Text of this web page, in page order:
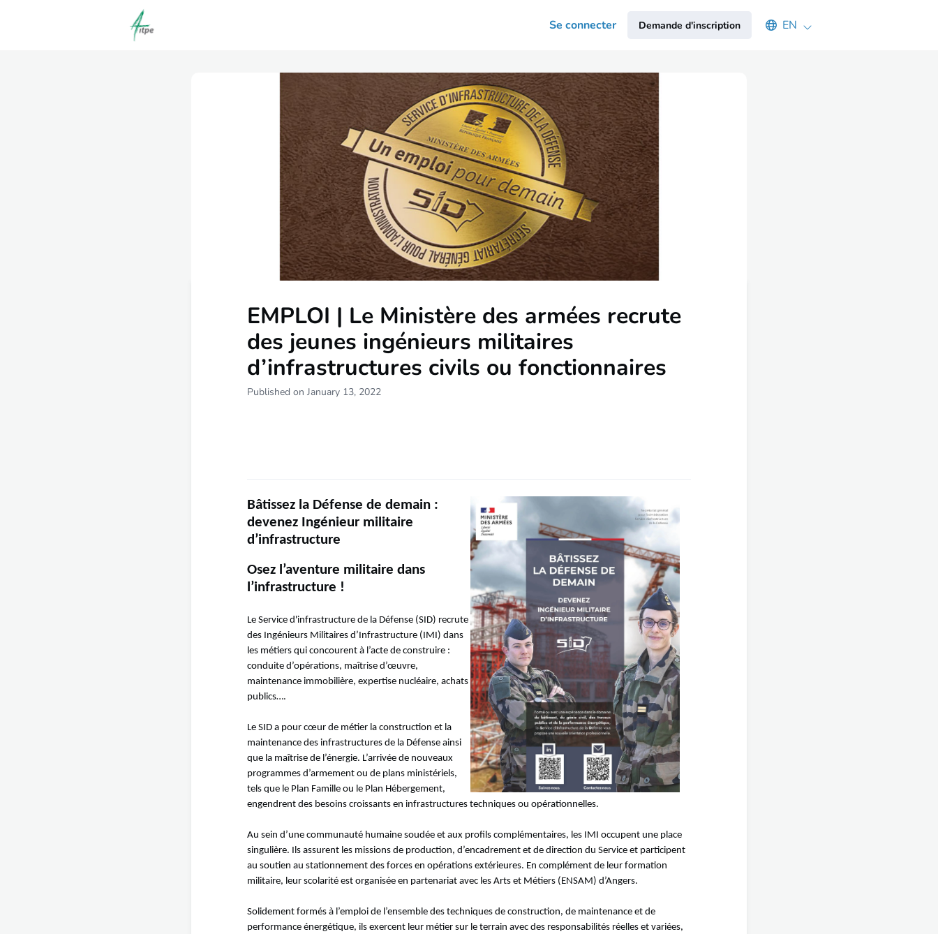
Offres d'emploi dépôt/consultation Votre association
Se connecter Demande d'inscription Select an available language
EN
EMPLOI | Le Ministère des armées recrute
des jeunes ingénieurs militaires
d’infrastructures civils ou fonctionnaires
Published on January 13, 2022
Bâtissez la Défense de demain :
devenez Ingénieur militaire
d’infrastructure
Osez l’aventure militaire dans
l’infrastructure !
Le Service d'infrastructure de la Défense (SID) recrute
des Ingénieurs Militaires d’Infrastructure (IMI) dans
les métiers qui concourent à l’acte de construire :
conduite d’opérations, maîtrise d’œuvre,
maintenance immobilière, expertise nucléaire, achats
publics….
Le SID a pour cœur de métier la construction et la
maintenance des infrastructures de la Défense ainsi
que la maîtrise de l’énergie. L’arrivée de nouveaux
programmes d’armement ou de plans ministériels,
tels que le Plan Famille ou le Plan Hébergement,
engendrent des besoins croissants en infrastructures techniques ou opérationnelles.
Au sein d’une communauté humaine soudée et aux profils complémentaires, les IMI occupent une place
singulière. Ils assurent les missions de production, d’encadrement et de direction du Service et participent
au soutien au stationnement des forces en opérations extérieures. En complément de leur formation
militaire, leur scolarité est organisée en partenariat avec les Arts et Métiers (ENSAM) d’Angers.
Solidement formés à l’emploi de l’ensemble des techniques de construction, de maintenance et de
performance énergétique, ils exercent leur métier sur le terrain avec des responsabilités réelles et variées,